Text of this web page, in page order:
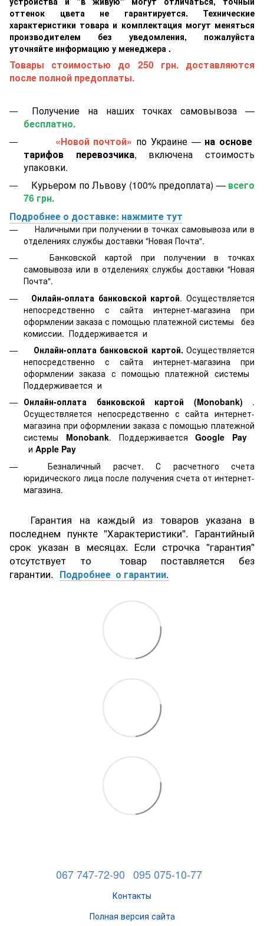
оттенок цвета не гарантируется. Технические
характеристики товара и комплектация могут меняться
производителем без уведомления, пожалуйста
уточняйте информацию у менеджера .
Товары стоимостью до 250 грн. доставляются
после полной предоплаты.
Получение на наших точках самовывоза —
бесплатно.
«Новой почтой» по Украине — на основе
тарифов перевозчика, включена стоимость
упаковки.
Курьером по Львову (100% предоплата) — всего
76 грн.
Подробнее о доставке: нажмите тут
Наличными при получении в точках самовывоза или в
отделениях службы доставки "Новая Почта".
Банковской картой при получении в точках
самовывоза или в отделениях службы доставки "Новая
Почта".
Онлайн-оплата банковской картой. Осуществляется
непосредственно с сайта интернет-магазина при
оформлении заказа с помощью платежной системы
без
комиссии. Поддерживается и
Онлайн-оплата банковской картой. Осуществляется
непосредственно с сайта интернет-магазина при
оформлении заказа с помощью платежной системы
Поддерживается и
Онлайн-оплата банковской картой
(Monobank) .
Осуществляется непосредственно с сайта интернет-
магазина при оформлении заказа с помощью платежной
системы Monobank. ПоддерживаетсяGoogle Pay
и Apple Pay
Безналичный расчет. С расчетного счета
юридического лица после получения счета от интернет-
магазина.
Гарантия на каждый из товаров указана в
последнем пункте "Характеристики". Гарантийный
срок указан в месяцах. Если строчка "гарантия"
отсутствует то товар поставляется без
гарантии. Подробнее о гарантии.
067 747-72-90 095 075-10-77
Контакты
Полная версия сайта